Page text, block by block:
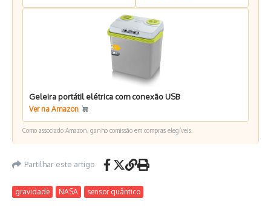
Geleira portátil elétrica com conexão USB
Ver na Amazon
Como associado Amazon, ganho comissão em compras elegíveis.
Partilhar este artigo
gravidade NASA sensor quântico